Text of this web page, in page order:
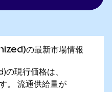
の最新市場情報
現行価格は、
。 流通供給量が